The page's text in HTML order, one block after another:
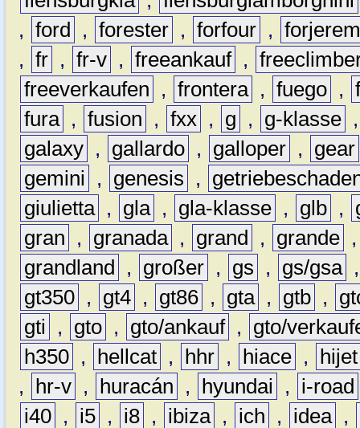
, ford , forester , forfour ,
, fr , fr-v , freeankauf ,
freeverkaufen
, frontera , fuego ,
fura , fusion , fxx , g , g-klasse
galaxy , gallardo , galloper ,
gear
gemini
, genesis ,
giulietta , gla , gla-klasse , glb ,
gran
, granada , grand , grande
grandland
, großer , gs , gs/gsa
gt350 , gt4 , gt86 , gta , gtb ,
gti
, gto , gto/ankauf ,
gto/
h350 , hellcat , hhr , hiace ,
hijet
,
hr-v , huracán , hyundai ,
i-road
i40 , i5 , i8 , ibiza , ich , idea ,